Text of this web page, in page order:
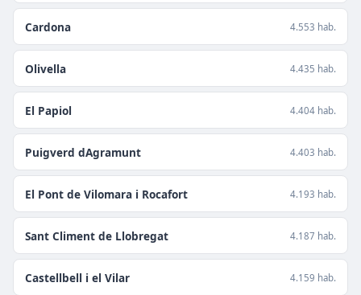
Cardona 4.553 hab.
Olivella 4.435 hab.
El Papiol 4.404 hab.
Puigverd dAgramunt 4.403 hab.
El Pont de Vilomara i Rocafort 4.193 hab.
Sant Climent de Llobregat 4.187 hab.
Castellbell i el Vilar 4.159 hab.